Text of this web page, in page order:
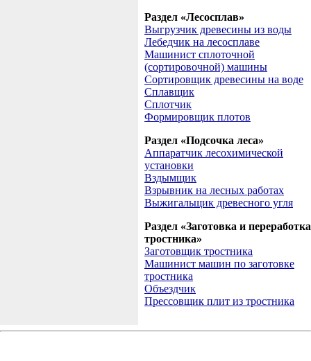
Раздел «Лесосплав»
Выгрузчик древесины из воды
Лебедчик на лесосплаве
Машинист сплоточной
(сортировочной) машины
Сортировщик древесины на воде
Сплавщик
Сплотчик
Формировщик плотов
Раздел «Подсочка леса»
Аппаратчик лесохимической
установки
Вздымщик
Взрывник на лесных работах
Выжигальщик древесного угля
Раздел «Заготовка и переработка
тростника»
Заготовщик тростника
Машинист машин по заготовке
тростника
Объездчик
Прессовщик плит из тростника